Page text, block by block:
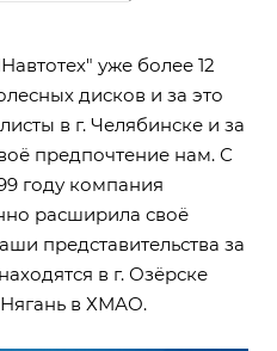
уже более 12
дисков и за это
в г. Челябинске и за
предпочтение нам. С
году компания
расширила своё
представительства за
в г. Озёрске
Нягань в ХМАО.